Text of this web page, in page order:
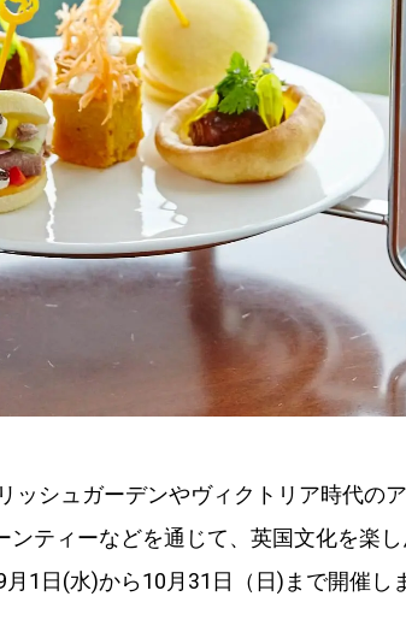
ッシュガーデンやヴィクトリア時代の
ンティーなどを通じて、英国文化を楽
1日(水)から10月31日（日)まで開催し